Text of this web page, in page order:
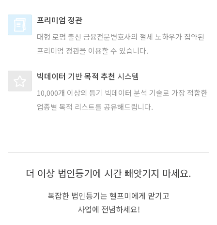
프리미엄 정관
대형 로펌 출신 금융전문변호사의 절세 노하우가 집약된
프리미엄 정관을 이용할 수 있습니다.
빅데이터 기반목적 추천 시스템
10,000개 이상의 등기 빅데이터 분석 기술로 가장 적합한
업종별 목적 리스트를 공유해드립니다.
더 이상 법인등기에 시간 빼앗기지 마세요.
복잡한 법인등기는 헬프미에게 맡기고
사업에 전념하세요!